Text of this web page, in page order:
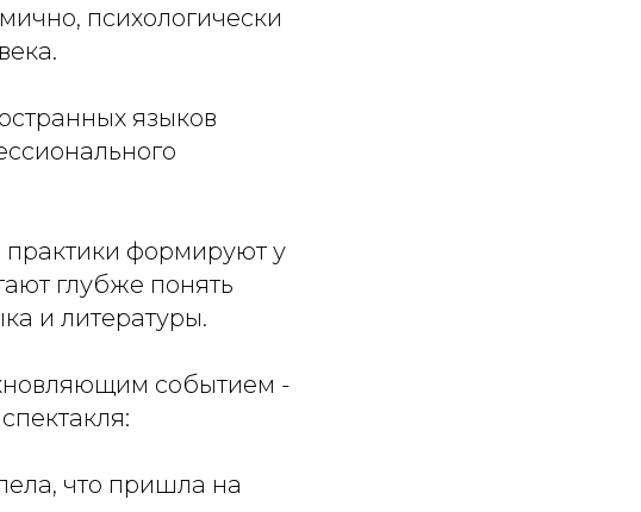
психологически
языков
формируют у
глубже понять
и литературы.
событием -
что пришла на